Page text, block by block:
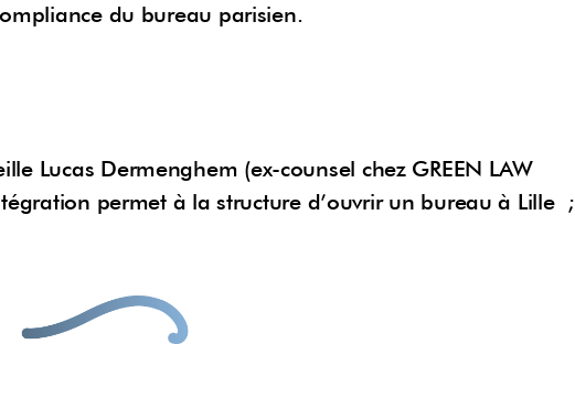
du bureau parisien.
Lucas Dermenghem (ex-counsel chez GREEN LAW
permet à la structure d’ouvrir un bureau à Lille ;